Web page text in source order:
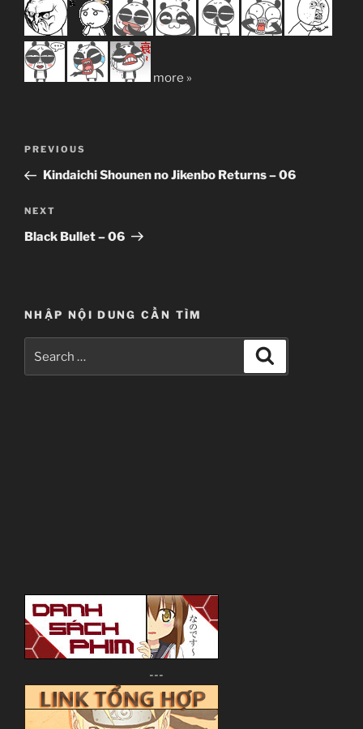
more »
Previous
Post
PREVIOUS
Kindaichi Shounen no Jikenbo Returns – 06
Next
Post
NEXT
Black Bullet – 06
NHẬP NỘI DUNG CẦN TÌM
for:
---